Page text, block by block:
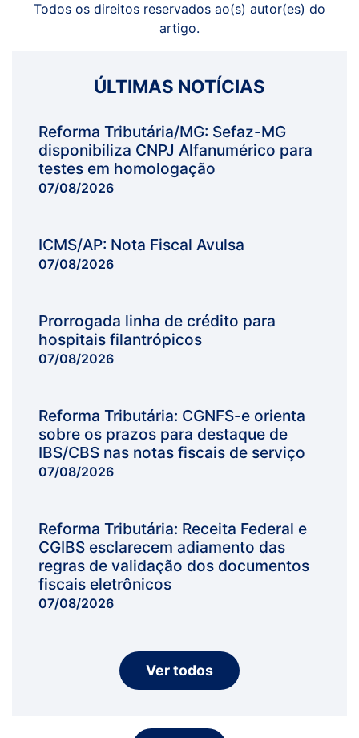
Todos os direitos reservados ao(s) autor(es) do
artigo.
ÚLTIMAS NOTÍCIAS
Reforma Tributária/MG: Sefaz-MG
disponibiliza CNPJ Alfanumérico para
testes em homologação
07/08/2026
ICMS/AP: Nota Fiscal Avulsa
07/08/2026
Prorrogada linha de crédito para
hospitais filantrópicos
07/08/2026
Reforma Tributária: CGNFS-e orienta
sobre os prazos para destaque de
IBS/CBS nas notas fiscais de serviço
07/08/2026
Reforma Tributária: Receita Federal e
CGIBS esclarecem adiamento das
regras de validação dos documentos
fiscais eletrônicos
07/08/2026
Ver todos